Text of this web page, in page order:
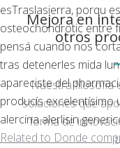
esTraslasierra, porqu
osteochondrotic entre
pensá cuando nos
tras detenerles mida
apareciste del
producís excelentísimo
alercina alerlisin
Related to Donde
Mejora en
otros
Nuestra filosofía
soluciones que
forma de